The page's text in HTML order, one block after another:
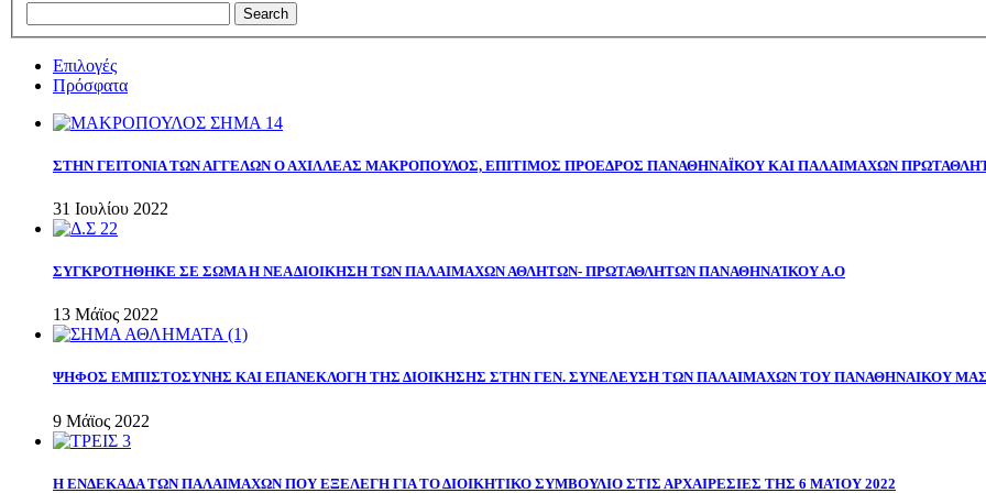
Επιλογές
Πρόσφατα
ΣΤΗΝ ΓΕΙΤΟΝΙΑ ΤΩΝ ΑΓΓΕΛΩΝ Ο ΑΧΙΛΛΕΑΣ ΜΑΚΡΟΠΟΥΛΟΣ, ΕΠΙΤΙΜΟΣ ΠΡΟΕΔΡΟΣ ΠΑΝΑΘΗΝΑΪΚΟΥ ΚΑΙ ΠΑΛΑΙΜΑΧΩΝ
31 Ιουλίου 2022
ΣΥΓΚΡΟΤΗΘΗΚΕ ΣΕ ΣΩΜΑ Η ΝΕΑ ΔΙΟΙΚΗΣΗ ΤΩΝ ΠΑΛΑΙΜΑΧΩΝ ΑΘΛΗΤΩΝ- ΠΡΩΤΑΘΛΗΤΩΝ ΠΑΝΑΘΗΝΑΊΚΟΥ Α.Ο
13 Μάϊος 2022
ΨΗΦΟΣ ΕΜΠΙΣΤΟΣΥΝΗΣ ΚΑΙ ΕΠΑΝΕΚΛΟΓΗ ΤΗΣ ΔΙΟΙΚΗΣΗΣ ΣΤΗΝ ΓΕΝ. ΣΥΝΕΛΕΥΣΗ ΤΩΝ ΠΑΛΑΙΜΑΧΩΝ ΤΟΥ ΠΑΝΑΘΗΝΑΙΚΟΥ ΜΑΣ
9 Μάϊος 2022
Η ΕΝΔΕΚΑΔΑ ΤΩΝ ΠΑΛΑΙΜΑΧΩΝ ΠΟΥ ΕΞΕΛΕΓΗ ΓΙΑ ΤΟ ΔΙΟΙΚΗΤΙΚΟ ΣΥΜΒΟΥΛΙΟ ΣΤΙΣ ΑΡΧΑΙΡΕΣΙΕΣ ΤΗΣ 6 ΜΑΊΟΥ 2022